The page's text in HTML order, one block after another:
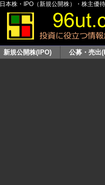
日本株・IPO（新規公開株）・株主優
新規公開株(IPO) 公募・売出